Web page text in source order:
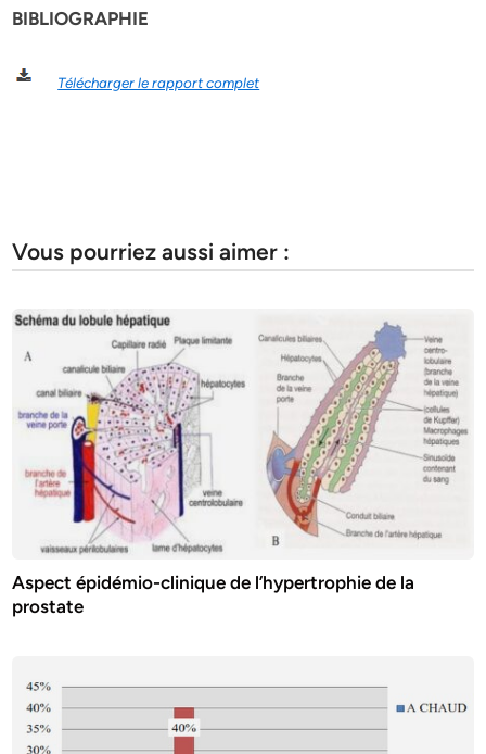
BIBLIOGRAPHIE
Télécharger le rapport complet
Vous pourriez aussi aimer :
Aspect épidémio-clinique de l’hypertrophie de la
prostate